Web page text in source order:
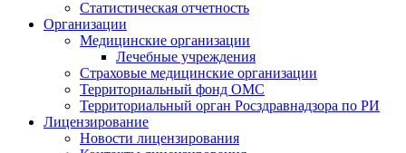
Статистическая отчетность
Организации
Медицинские организации
Лечебные учреждения
Страховые медицинские организации
Территориальный фонд ОМС
Территориальный орган Росздравнадзора по РИ
Лицензирование
Новости лицензирования